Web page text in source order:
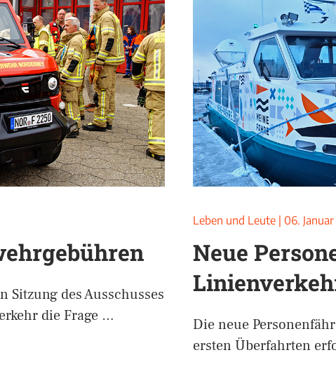
Sitzung des Ausschusses
die Frage …
Leben und Leute 06.
Neue
Die neue
ersten Überfahrten